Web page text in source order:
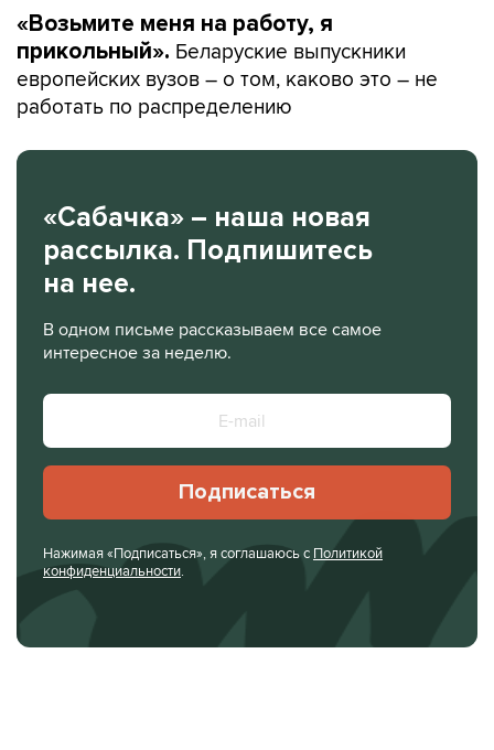
«Возьмите меня на работу, я
прикольный». Беларуские выпускники
европейских вузов – о том, каково это – не
работать по распределению
«Сабачка» – наша новая
рассылка. Подпишитесь
на нее.
В одном письме рассказываем все самое
интересное за неделю.
Подписаться
Нажимая «Подписаться», я соглашаюсь с Политикой
конфиденциальности.